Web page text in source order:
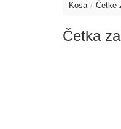
Kosa Četke
Četka